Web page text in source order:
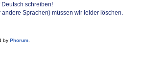
schreiben!
Sprachen) müssen wir leider löschen.
by Phorum.